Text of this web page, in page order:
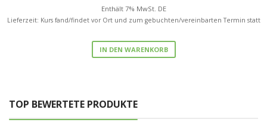
Enthält 7% MwSt. DE
Lieferzeit: Kurs fand/findet vor Ort und zum gebuchten/vereinbarten Termin statt
IN DEN WARENKORB
TOP BEWERTETE PRODUKTE